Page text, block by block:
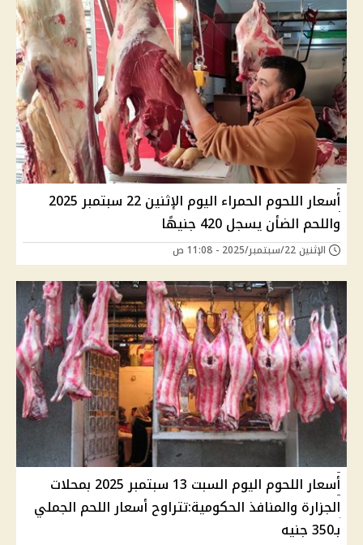
أسعار اللحوم الحمراء اليوم الإثنين 22 سبتمبر 2025
واللحم الضأن يسجل 420 جنيهًا
الإثنين 22/سبتمبر/2025 - 11:08 ص
أسعار اللحوم اليوم السبت 13 سبتمبر 2025 بمحلات
الجزارة والمنافذ الحكومية:تتراوح أسعار اللحم الجملي
بـ350 جنيه